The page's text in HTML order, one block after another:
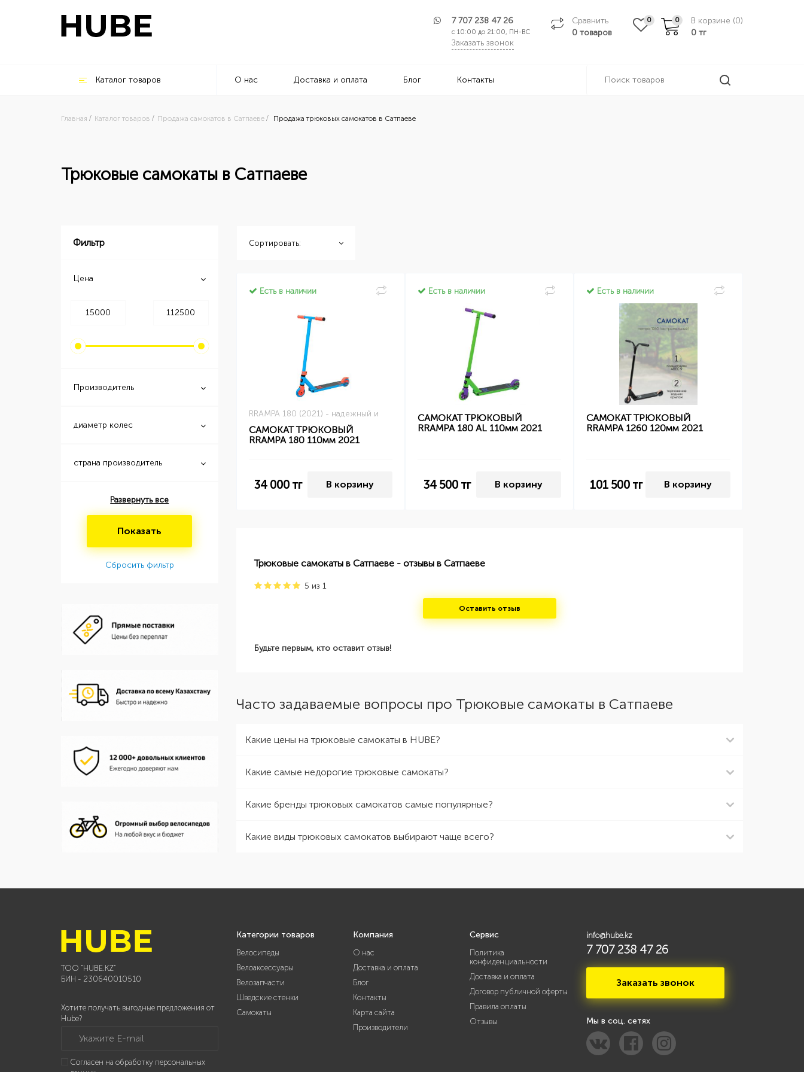
7 707 238 47 26
с 10:00 до 21:00, ПН-ВС
Заказать звонок
Сравнить
0 товаров
0 0 В корзине (0)
0 тг
Каталог товаров О нас Доставка и оплата Блог Контакты
Главная Каталог товаров Продажа самокатов в Сатпаеве Продажа трюковых самокатов в Сатпаеве
Трюковые самокаты в Сатпаеве
Фильтр
Цена
Производитель
диаметр колес
страна производитель
Развернуть все
Показать
Сбросить фильтр
Сортировать:
Есть в наличии
RRAMPA 180 (2021) - надежный и
САМОКАТ ТРЮКОВЫЙ
RRAMPA 180 110мм 2021
34 000тг В корзину
Есть в наличии
САМОКАТ ТРЮКОВЫЙ
RRAMPA 180 AL 110мм 2021
34 500тг В корзину
Есть в наличии
САМОКАТ ТРЮКОВЫЙ
RRAMPA 1260 120мм 2021
101 500тг В корзину
Трюковые самокаты в Сатпаеве - отзывы в Сатпаеве
5 из 1
Оставить отзыв
Будьте первым, кто оставит отзыв!
Часто задаваемые вопросы про Трюковые самокаты в Сатпаеве
Какие цены на трюковые самокаты в HUBE?
Какие самые недорогие трюковые самокаты?
Какие бренды трюковых самокатов самые популярные?
Какие виды трюковых самокатов выбирают чаще всего?
ТОО "HUBE.KZ"
БИН - 230640010510
Хотите получать выгодные предложения от
Hube?
Укажите E-mail
Согласен на обработку персональных
Категории товаров
Велосипеды
Велоаксессуары
Велозапчасти
Шведские стенки
Самокаты
Компания
О нас
Доставка и оплата
Блог
Контакты
Карта сайта
Производители
Сервис
Политика
конфиденциальности
Доставка и оплата
Договор публичной оферты
Правила оплаты
Отзывы
info@hube.kz
7 707 238 47 26
Заказать звонок
Мы в соц. сетях